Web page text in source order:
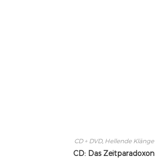
CD + DVD, Hellende Klänge
CD: Das Zeitparadoxon